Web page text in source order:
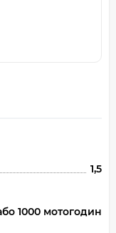
1,5
1000 мотогодин